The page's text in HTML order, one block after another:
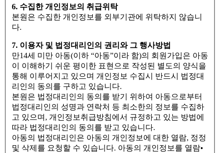
6. 수집한 개인정보의 취급위탁
본원은 수집한 개인정보를 외부기관에 위탁하지 않습니
다.
7. 이용자 및 법정대리인의 권리와 그 행사방법
만14세 미만 아동(이하 “아동”이라 함)의 회원가입은 아동
이 이해하기 쉬운 평이한 표현으로 작성된 별도의 양식을
통해 이루어지고 있으며 개인정보 수집시 반드시 법정대
리인의 동의를 구하고 있습니다.
본원은 법정대리인의 동의를 받기 위하여 아동으로부터
법정대리인의 성명과 연락처 등 최소한의 정보를 수집하
고 있으며, 개인정보취급방침에서 규정하고 있는 방법에
따라 법정대리인의 동의를 받고 있습니다.
아동의 법정대리인은 아동의 개인정보에 대한 열람, 정정
및 삭제를 요청할 수 있습니다. 아동의 개인정보를 열람•